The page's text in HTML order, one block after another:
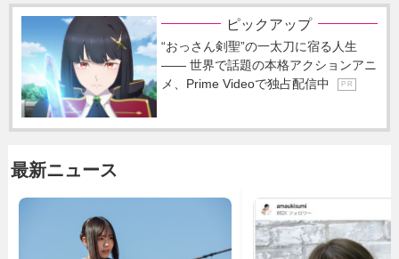
ピックアップ
“おっさん剣聖”の一太刀に宿る人生
―― 世界で話題の本格アクションアニ
メ、Prime Videoで独占配信中
P R
最新ニュース